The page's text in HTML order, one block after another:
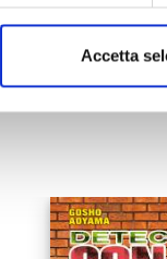
Accetta
Mostra